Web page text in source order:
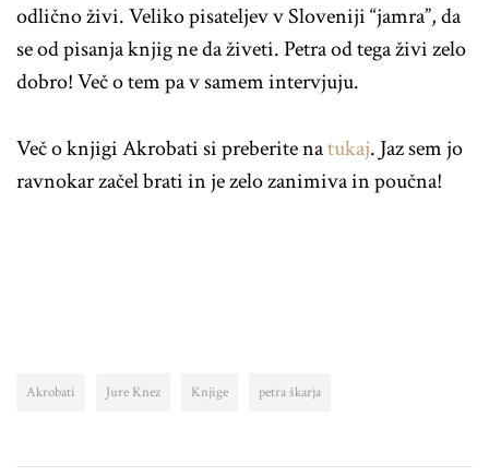
odlično živi. Veliko pisateljev v Sloveniji “jamra”, da
se od pisanja knjig ne da živeti. Petra od tega živi zelo
dobro! Več o tem pa v samem intervjuju.
Več o knjigi Akrobati si preberite natukaj. Jaz sem jo
ravnokar začel brati in je zelo zanimiva in poučna!
Akrobati Jure Knez Knjige petra škarja